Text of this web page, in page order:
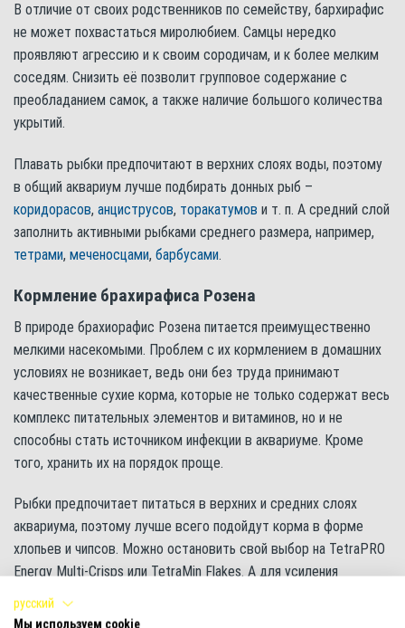
В отличие от своих родственников по семейству, бархирафис
не может похвастаться миролюбием. Самцы нередко
проявляют агрессию и к своим сородичам, и к более мелким
соседям. Снизить её позволит групповое содержание с
преобладанием самок, а также наличие большого количества
укрытий.
Плавать рыбки предпочитают в верхних слоях воды, поэтому
в общий аквариум лучше подбирать донных рыб –
коридорасов, анциструсов, торакатумов и т. п. А средний слой
заполнить активными рыбками среднего размера, например,
тетрами, меченосцами, барбусами.
Кормление брахирафиса Розена
В природе брахиорафис Розена питается преимущественно
мелкими насекомыми. Проблем с их кормлением в домашних
условиях не возникает, ведь они без труда принимают
качественные сухие корма, которые не только содержат весь
комплекс питательных элементов и витаминов, но и не
способны стать источником инфекции в аквариуме. Кроме
того, хранить их на порядок проще.
Рыбки предпочитает питаться в верхних и средних слоях
аквариума, поэтому лучше всего подойдут корма в форме
хлопьев и чипсов. Можно остановить свой выбор на TetraPRO
Energy Multi-Crisps или TetraMin Flakes. А для усиления
природной окраски подойдут корма с натуральными
усилителями цвета, например, TetraPRO Colour Multi-Crisps или
русский
Мы используем cookie